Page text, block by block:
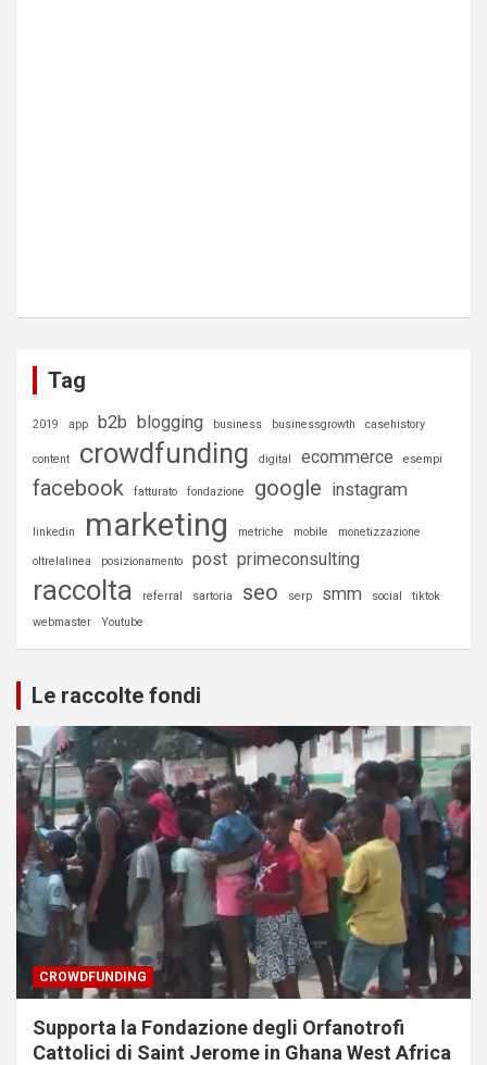
Tag
2019 app b2b blogging business businessgrowth casehistory
content crowdfunding digital ecommerce esempi
facebook fatturato fondazione google instagram
linkedin marketing metriche mobile monetizzazione
oltrelalinea posizionamento post primeconsulting
raccolta referral sartoria seo serp smm social
tiktok
webmaster
Youtube
Le raccolte fondi
CROWDFUNDING
Supporta la Fondazione degli Orfanotrofi
Cattolici di Saint Jerome in Ghana West Africa